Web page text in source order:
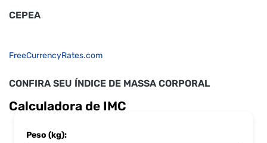
CEPEA
FreeCurrencyRates.com
CONFIRA SEU ÍNDICE DE MASSA CORPORAL
Calculadora de IMC
Peso (kg):